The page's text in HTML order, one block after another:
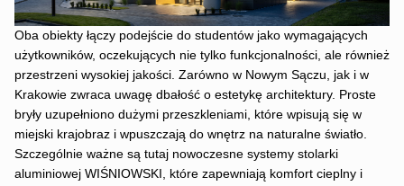
Oba obiekty łączy podejście do studentów jako wymagających
użytkowników, oczekujących nie tylko funkcjonalności, ale również
przestrzeni wysokiej jakości. Zarówno w Nowym Sączu, jak i w
Krakowie zwraca uwagę dbałość o estetykę architektury. Proste
bryły uzupełniono dużymi przeszkleniami, które wpisują się w
miejski krajobraz i wpuszczają do wnętrz na naturalne światło.
Szczególnie ważne są tutaj nowoczesne systemy stolarki
aluminiowej WIŚNIOWSKI, które zapewniają komfort cieplny i